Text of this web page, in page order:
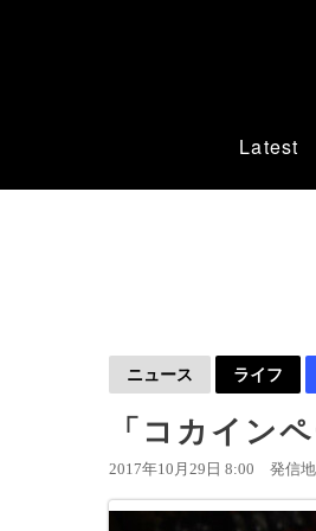
Latest
ニュース ライフ
「コカイン
2017年10月29日 8:00 発信